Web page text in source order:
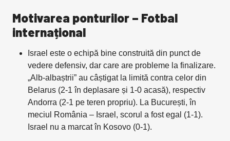
Motivarea ponturilor – Fotbal
internațional
Israel este o echipă bine construită din punct de
vedere defensiv, dar care are probleme la finalizare.
„Alb-albaștrii” au câștigat la limită contra celor din
Belarus (2-1 în deplasare și 1-0 acasă), respectiv
Andorra (2-1 pe teren propriu). La București, în
meciul România – Israel, scorul a fost egal (1-1).
Israel nu a marcat în Kosovo (0-1).